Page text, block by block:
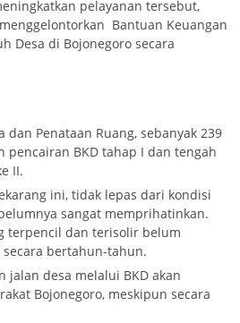
pelayanan tersebut,
Bantuan Keuangan
Desa di Bojonegoro secara
dan Penataan Ruang, sebanyak 239
pencairan BKD tahap I dan tengah
II.
ini, tidak lepas dari kondisi
sangat memprihatinkan.
terpencil dan terisolir belum
bertahun-tahun.
jalan desa melalui BKD akan
Bojonegoro, meskipun secara